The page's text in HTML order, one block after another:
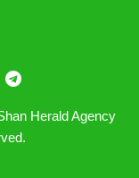
Herald Agency